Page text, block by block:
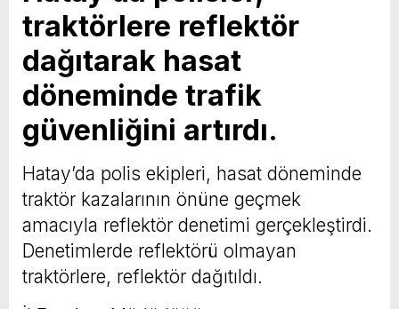
traktörlere reflektör
dağıtarak hasat
döneminde trafik
güvenliğini artırdı.
Hatay’da polis ekipleri, hasat döneminde
traktör kazalarının önüne geçmek
amacıyla reflektör denetimi gerçekleştirdi.
Denetimlerde reflektörü olmayan
traktörlere, reflektör dağıtıldı.